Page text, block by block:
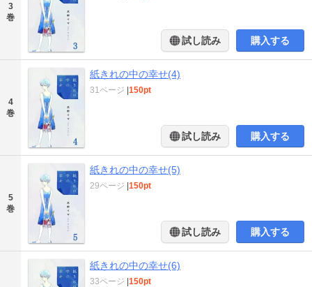
3
巻
試し読み 購入する
4
巻
紙きれの中の幸せ(4)
31ページ 150pt
試し読み 購入する
5
巻
紙きれの中の幸せ(5)
29ページ 150pt
試し読み 購入する
紙きれの中の幸せ(6)
33ページ 150pt